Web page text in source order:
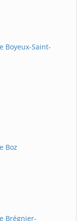
Boyeux-Saint-
Boz
Brégnier-